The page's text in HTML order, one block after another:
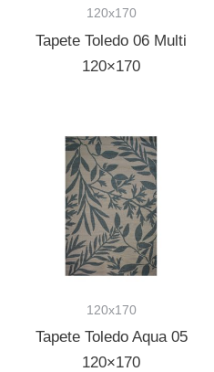
120x170
Tapete Toledo 06 Multi
120×170
120x170
Tapete Toledo Aqua 05
120×170